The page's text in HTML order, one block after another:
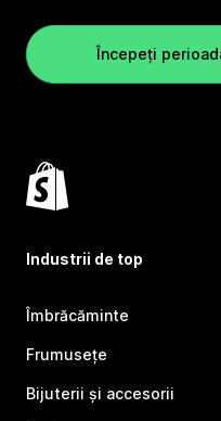
Începeți
Industrii de top
Îmbrăcăminte
Frumusețe
Bijuterii și accesorii